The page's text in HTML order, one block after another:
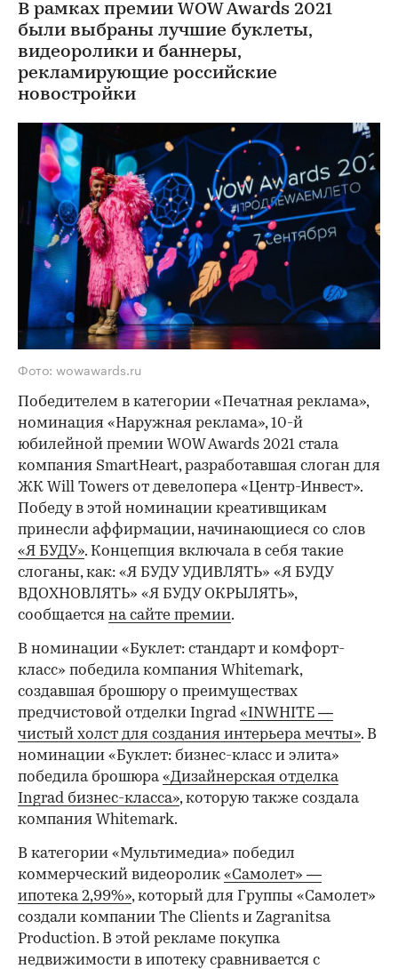
В рамках премии WOW Awards 2021
были выбраны лучшие буклеты,
видеоролики и баннеры,
рекламирующие российские
новостройки
Фото: wowawards.ru
Победителем в категории «Печатная реклама»,
номинация «Наружная реклама», 10-й
юбилейной премии WOW Awards 2021 стала
компания SmartHeart, разработавшая слоган для
ЖК Will Towers от девелопера «Центр-Инвест».
Победу в этой номинации креативщикам
принесли аффирмации, начинающиеся со слов
«Я БУДУ». Концепция включала в себя такие
слоганы, как: «Я БУДУ УДИВЛЯТЬ» «Я БУДУ
ВДОХНОВЛЯТЬ» «Я БУДУ ОКРЫЛЯТЬ»,
сообщается на сайте премии.
В номинации «Буклет: стандарт и комфорт-
класс» победила компания Whitemark,
создавшая брошюру о преимуществах
предчистовой отделки Ingrad «INWHITE —
чистый холст для создания интерьера мечты». В
номинации «Буклет: бизнес-класс и элита»
победила брошюра«Дизайнерская отделка
Ingrad бизнес-класса», которую также создала
компания Whitemark.
В категории «Мультимедиа» победил
коммерческий видеоролик «Самолет» —
ипотека 2,99%», который для Группы «Самолет»
создали компании The Clients и Zagranitsa
Production. В этой рекламе покупка
недвижимости в ипотеку сравнивается с